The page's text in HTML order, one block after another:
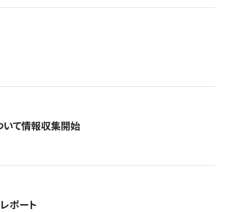
いて情報収集開始
ポート